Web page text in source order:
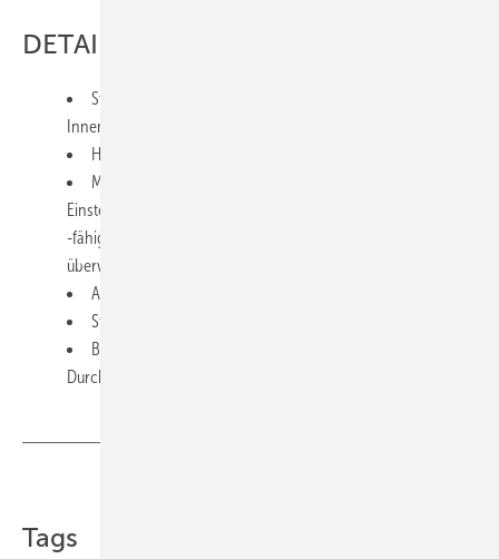
DETAILS
Starkes Design: Kontrast ­zwischen sanft fließenden ­
Innenformen und strengen geometrischen Außenformen
Hygienischer und sauberer dank berührungsloser Funktion
Mit der HANSA Connect App können die allgemeinen
Einstellungen der Bluetooth
-fähigen Armatur angepasst und der Wasserverbrauch
überwacht werden
Automatischer Spülplan zur Vermeidung von Stagnation
Strahlregler manuell ein­stellbar
Besonders wassersparend mit nur 6 l/Min. bei 3 bar (mit
Durch­flussregler)
Tags